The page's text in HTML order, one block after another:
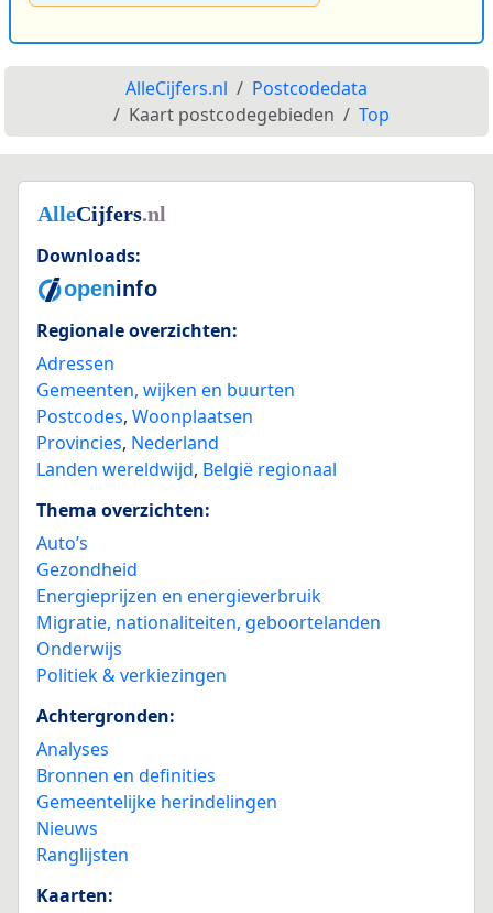
AlleCijfers.nl
Postcodedata
Kaart postcodegebieden
Top
Downloads:
Regionale overzichten:
Adressen
Gemeenten, wijken en buurten
Postcodes, Woonplaatsen
Provincies, Nederland
Landen wereldwijd, België regionaal
Thema overzichten:
Auto’s
Gezondheid
Energieprijzen en energieverbruik
Migratie, nationaliteiten, geboortelanden
Onderwijs
Politiek & verkiezingen
Achtergronden:
Analyses
Bronnen en definities
Gemeentelijke herindelingen
Nieuws
Ranglijsten
Kaarten: